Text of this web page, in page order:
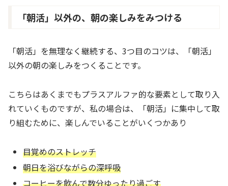
「朝活」以外の、朝の楽しみをみつける
「朝活」を無理なく継続する、3つ目のコツは、「朝活」
以外の朝の楽しみをつくることです。
こちらはあくまでもプラスアルファ的な要素として取り入
れていくものですが、私の場合は、「朝活」に集中して取
り組むために、楽しんでいることがいくつかあり
目覚めのストレッチ
朝日を浴びながらの深呼吸
コーヒーを飲んで数分ゆったり過ごす